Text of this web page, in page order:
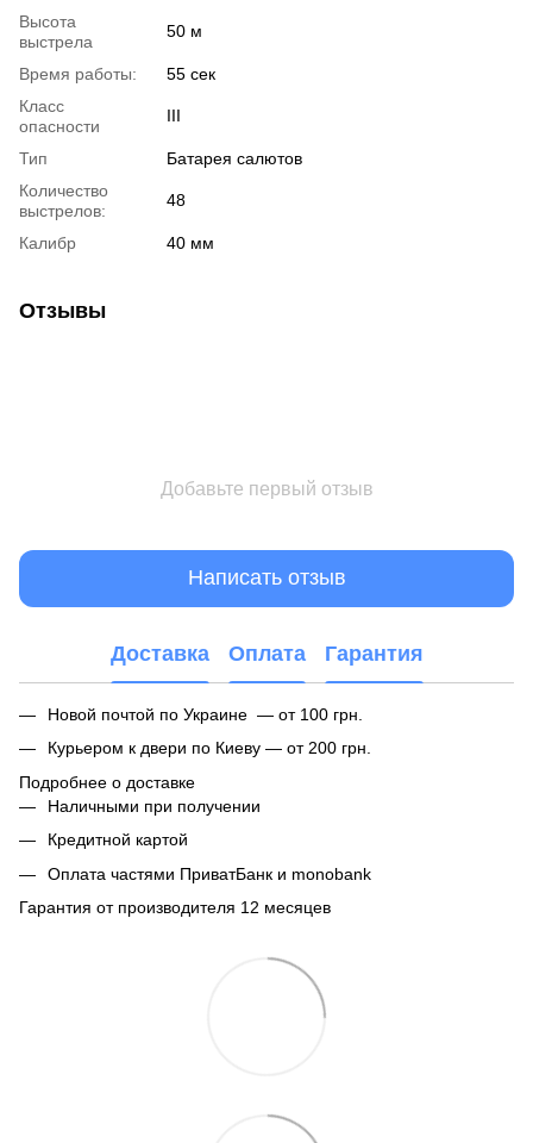
Высота
выстрела
50 м
Время работы:
55 сек
Класс
опасности
III
Тип
Батарея салютов
Количество
выстрелов:
48
Калибр 40 мм
Отзывы
Добавьте первый отзыв
Написать отзыв
Доставка Оплата Гарантия
Новой почтой по Украине — от 100 грн.
Курьером к двери по Киеву — от 200 грн.
Подробнее о доставке
Наличными при получении
Кредитной картой
Оплата частями ПриватБанк и monobank
Гарантия от производителя 12 месяцев